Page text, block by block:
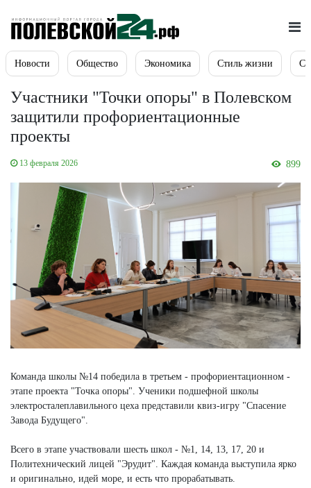
Новости Общество Экономика Стиль жизни
Участники "Точки опоры" в Полевском
защитили профориентационные
проекты
13 февраля 2026 899
Команда школы №14 победила в третьем - профориентационном -
этапе проекта "Точка опоры". Ученики подшефной школы
электросталеплавильного цеха представили квиз-игру "Спасение
Завода Будущего".
Всего в этапе участвовали шесть школ - №1, 14, 13, 17, 20 и
Политехнический лицей "Эрудит". Каждая команда выступила ярко
и оригинально, идей море, и есть что прорабатывать.